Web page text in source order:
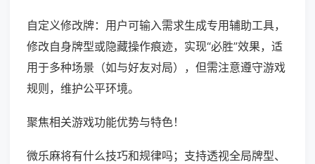
自定义修改牌：用户可输入需求生成专用辅助工具，
修改自身牌型或隐藏操作痕迹，实现“必胜”效果，适
用于多种场景（如与好友对局），但需注意遵守游戏
规则，维护公平环境。
聚焦相关游戏功能优势与特色！
微乐麻将有什么技巧和规律吗；支持透视全局牌型、